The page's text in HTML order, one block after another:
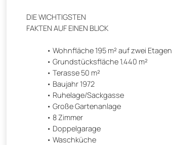
DIE WICHTIGSTEN
FAKTEN AUF EINEN BLICK
Wohnfläche 195 m² auf zwei Etagen
Grundstücksfläche 1.440 m²
Terasse 50 m²
Baujahr 1972
Ruhelage/Sackgasse
Große Gartenanlage
8 Zimmer
Doppelgarage
Waschküche